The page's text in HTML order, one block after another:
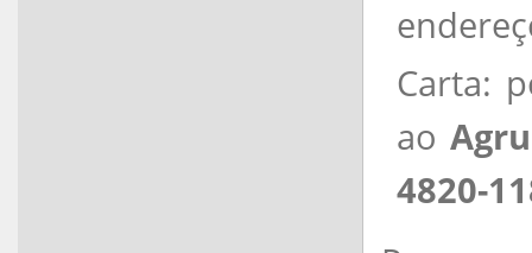
Carta:
ao
4820-